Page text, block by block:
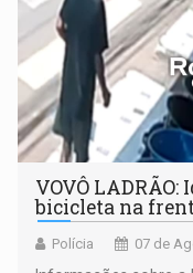
VOVÔ
bicicleta na
Polícia 07 de